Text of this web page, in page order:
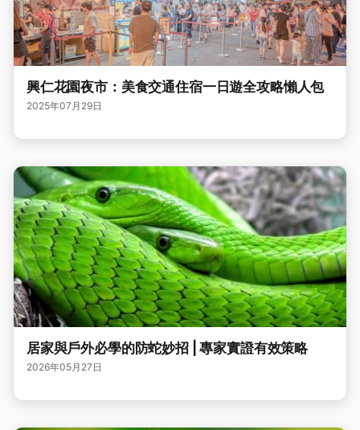
興仁花園夜市：美食交通住宿一日遊全攻略懶人包
2025年07月29日
居家與戶外必學的防蛇妙招 | 專家實證有效策略
2026年05月27日